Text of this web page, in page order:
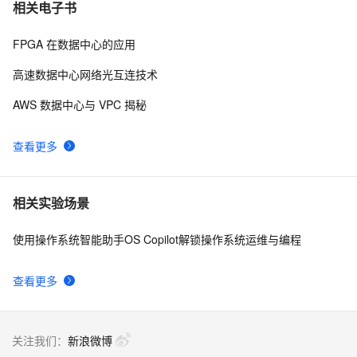
相关电子书
查看更多
FPGA 在数据中心的应用
高速数据中心网络光互连技术
AWS 数据中心与 VPC 揭秘
相关实验场景
查看更多
使用操作系统智能助手OS Copilot解锁操作系统运维与编程
关注我们： 新浪微博